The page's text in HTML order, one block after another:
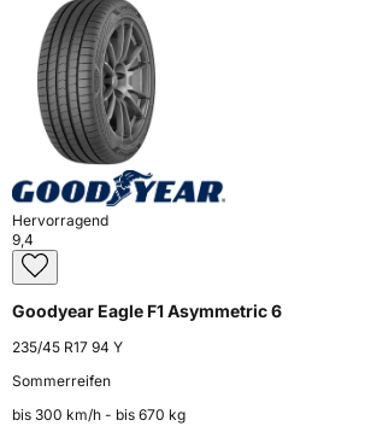
Hervorragend
9,4
Goodyear Eagle F1 Asymmetric 6
235/45 R17 94 Y
Sommerreifen
bis 300 km⁠/⁠h - bis 670 kg